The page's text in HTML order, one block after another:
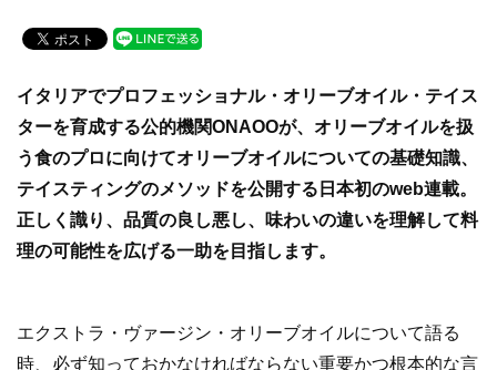
c
e
b
o
o
k
tt
er
e
イタリアでプロフェッショナル・オリーブオイル・テイス
ターを育成する公的機関ONAOOが、オリーブオイルを扱
う食のプロに向けてオリーブオイルについての基礎知識、
テイスティングのメソッドを公開する日本初のweb連載。
正しく識り、品質の良し悪し、味わいの違いを理解して料
理の可能性を広げる一助を目指します。
エクストラ・ヴァージン・オリーブオイルについて語る
時、必ず知っておかなければならない重要かつ根本的な言